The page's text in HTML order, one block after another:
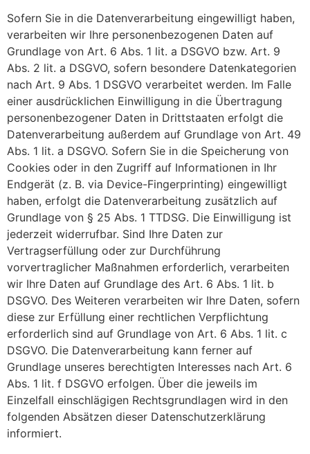
Sofern Sie in die Datenverarbeitung eingewilligt haben,
verarbeiten wir Ihre personenbezogenen Daten auf
Grundlage von Art. 6 Abs. 1 lit. a DSGVO bzw. Art. 9
Abs. 2 lit. a DSGVO, sofern besondere Datenkategorien
nach Art. 9 Abs. 1 DSGVO verarbeitet werden. Im Falle
einer ausdrücklichen Einwilligung in die Übertragung
personenbezogener Daten in Drittstaaten erfolgt die
Datenverarbeitung außerdem auf Grundlage von Art. 49
Abs. 1 lit. a DSGVO. Sofern Sie in die Speicherung von
Cookies oder in den Zugriff auf Informationen in Ihr
Endgerät (z. B. via Device-Fingerprinting) eingewilligt
haben, erfolgt die Datenverarbeitung zusätzlich auf
Grundlage von § 25 Abs. 1 TTDSG. Die Einwilligung ist
jederzeit widerrufbar. Sind Ihre Daten zur
Vertragserfüllung oder zur Durchführung
vorvertraglicher Maßnahmen erforderlich, verarbeiten
wir Ihre Daten auf Grundlage des Art. 6 Abs. 1 lit. b
DSGVO. Des Weiteren verarbeiten wir Ihre Daten, sofern
diese zur Erfüllung einer rechtlichen Verpflichtung
erforderlich sind auf Grundlage von Art. 6 Abs. 1 lit. c
DSGVO. Die Datenverarbeitung kann ferner auf
Grundlage unseres berechtigten Interesses nach Art. 6
Abs. 1 lit. f DSGVO erfolgen. Über die jeweils im
Einzelfall einschlägigen Rechtsgrundlagen wird in den
folgenden Absätzen dieser Datenschutzerklärung
informiert.